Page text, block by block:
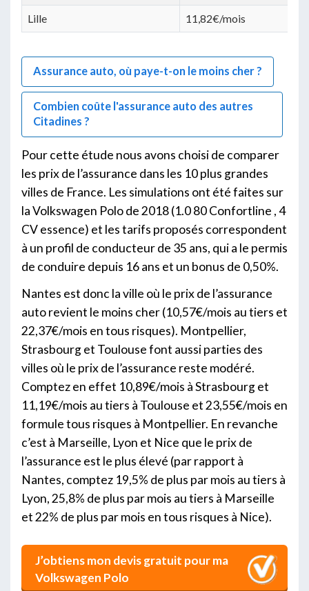
Lille 11,82€/mois
Assurance auto, où paye-t-on le moins cher ?
Combien coûte l'assurance auto des autres
Citadines ?
Pour cette étude nous avons choisi de comparer
les prix de l’assurance dans les 10 plus grandes
villes de France. Les simulations ont été faites sur
la Volkswagen Polo de 2018 (1.0 80 Confortline , 4
CV essence) et les tarifs proposés correspondent
à un profil de conducteur de 35 ans, qui a le permis
de conduire depuis 16 ans et un bonus de 0,50%.
Nantes est donc la ville où le prix de l’assurance
auto revient le moins cher (10,57€/mois au tiers et
22,37€/mois en tous risques). Montpellier,
Strasbourg et Toulouse font aussi parties des
villes où le prix de l’assurance reste modéré.
Comptez en effet 10,89€/mois à Strasbourg et
11,19€/mois au tiers à Toulouse et 23,55€/mois en
formule tous risques à Montpellier. En revanche
c’est à Marseille, Lyon et Nice que le prix de
l’assurance est le plus élevé (par rapport à
Nantes, comptez 19,5% de plus par mois au tiers à
Lyon, 25,8% de plus par mois au tiers à Marseille
et 22% de plus par mois en tous risques à Nice).
J’obtiens mon devis gratuit pour ma
Volkswagen Polo